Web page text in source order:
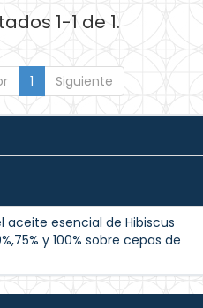
1-1 de 1.
1 Siguiente
esencial de Hibiscus
y 100% sobre cepas de